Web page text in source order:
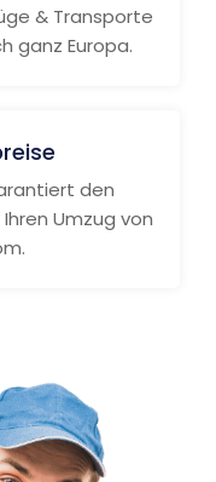
& Transporte
ganz Europa.
den
Umzug von